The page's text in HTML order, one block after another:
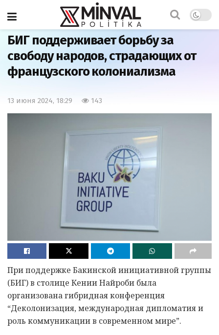
Главная Политика
БИГ поддерживает борьбу за
свободу народов, страдающих от
французского колониализма
13 июня 2024, 18:29 143
При поддержке Бакинской инициативной группы
(БИГ) в столице Кении Найроби была
организована гибридная конференция
“Деколонизация, международная дипломатия и
роль коммуникации в современном мире”.